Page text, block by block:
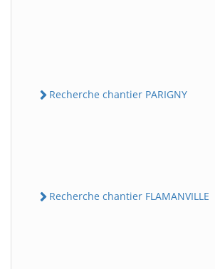
Recherche chantier PARIGNY
Recherche chantier FLAMANVILLE